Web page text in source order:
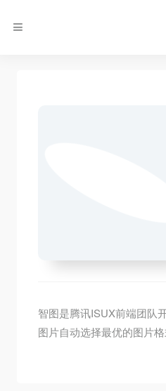
智图是腾讯ISUX前端团队
图片自动选择最优的图片